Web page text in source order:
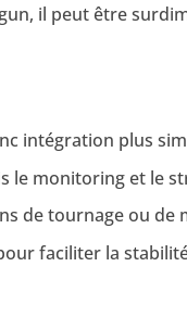
il peut être
intégration plus
le monitoring et le
de tournage ou
faciliter la